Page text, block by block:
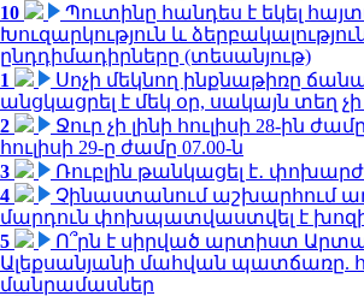
10
Պուտինը հանդես է եկել
Խուզարկություն և
ընդդիմադիրները (տեսանյութ)
1
Սոչի մեկնող ինքնաթիռը
անցկացրել է մեկ օր, սակայն տեղ չի
2
Ջուր չի լինի հուլիսի 28-ին
հուլիսի 29-ը ժամը 07.00-ն
3
Ռուբլին թանկացել է․
4
Չինաստանում աշխարհում
մարդուն փոխպատվաստվել է
5
Ո՞րն է սիրված արտիստ
Ալեքսանյանի մահվան պատճառը.
մանրամասներ